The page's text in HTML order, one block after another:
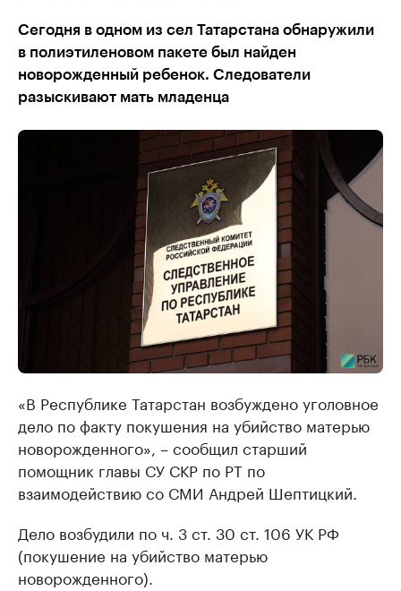
Сегодня в одном из сел Татарстана обнаружили
в полиэтиленовом пакете был найден
новорожденный ребенок. Следователи
разыскивают мать младенца
«В Республике Татарстан возбуждено уголовное
дело по факту покушения на убийство матерью
новорожденного», – сообщил старший
помощник главы СУ СКР по РТ по
взаимодействию со СМИ Андрей Шептицкий.
Дело возбудили по ч. 3 ст. 30 ст. 106 УК РФ
(покушение на убийство матерью
новорожденного).